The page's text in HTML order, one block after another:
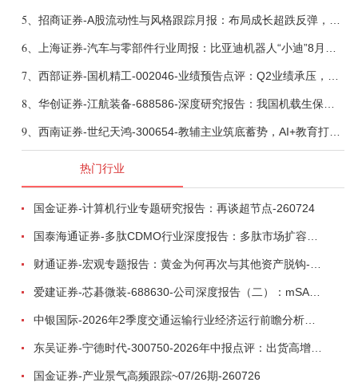
5、
6、
7、
8、
9、 西南证券-世纪天鸿-300654-教辅主业筑底蓄势，AI+教育打开第二曲线-260729
热门行业
国金证券-计算机行业专题研究报告：再谈超节点-260724
爱建证券-芯碁微装-688630-公司深度报告（二）：mSAP带动LDI量价齐升，大尺寸封装打开成长空间-260722
中银国际-2026年2季度交通运输行业经济运行前瞻分析：地缘冲突致航运和航空景气度分化，交通基础设施板块总体呈现稳健特征-260724
东吴证券-宁德时代-300750-2026年中报点评：出货高增业绩稳健，回购彰显龙头信心-260726
国金证券-产业景气高频跟踪~07/26期-260726